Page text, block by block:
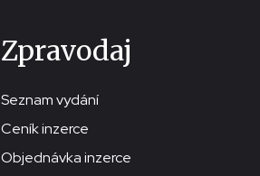
Zpravodaj
Seznam vydání
Ceník inzerce
Objednávka inzerce